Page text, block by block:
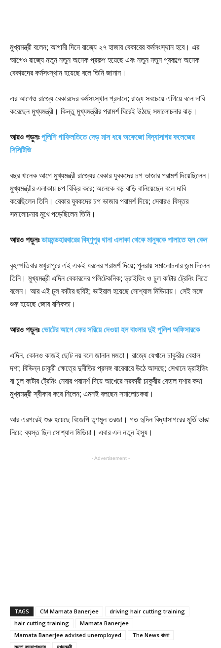
মুখ্যমন্ত্রী বলেন; আগামী দিনে রাজ্যে ২৭ হাজার বেকারের কর্মসংস্থান হবে। এর
আগেও রাজ্যে নতুন নতুন অনেক প্রকল্প হয়েছে এবং নতুন নতুন প্রকল্পে অনেক
বেকারদের কর্মসংস্থান হয়েছে বলে তিনি জানান।
এর আগেও রাজ্যে বেকারদের কর্মসংস্থান প্রদানে; রাজ্য সবচেয়ে এগিয়ে বলে দাবি
করেছেন মুখ্যমন্ত্রী। কিন্তু মুখ্যমন্ত্রীর পরামর্শ ঘিরেই উঠছে সমালোচনার ঝড়।
আরও পড়ুনঃপুলিশি গাফিলতিতে দেড় মাস ধরে অকেজো বিদ্যাসাগর কলেজের
সিসিটিভি
বছর খানেক আগে মুখ্যমন্ত্রী রাজ্যের বেকার যুবকদের চপ ভাজার পরামর্শ দিয়েছিলেন।
মুখ্যমন্ত্রীর এলাকায় চপ বিক্রি করে; অনেকে বড় বাড়ি বানিয়েছেন বলে দাবি
করেছিলেন তিনি। বেকার যুবকদের চপ ভাজার পরামর্শ দিয়ে; সেবারও বিস্তর
সমালোচনার মুখে পড়েছিলেন তিনি।
আরও পড়ুনঃডায়মন্ডহারবারের বিষ্ণুপুর থানা এলাকা থেকে মানুষকে পালাতে হল কেন
বৃহস্পতিবার মথুরাপুরে এই একই ধরনের পরামর্শ দিয়ে; পুনরায় সমালোচনার জন্ম দিলেন
তিনি। মুখ্যমন্ত্রী এদিন বেকারদের পলিটেকনিক; ড্রাইভিং ও চুল কাটার ট্রেনিং নিতে
বলেন। আর এই চুল কাটার ছবিই; ভাইরাল হয়েছে সোশ্যাল মিডিয়ায়। সেই সঙ্গে
শুরু হয়েছে জোর রসিকতা।
আরও পড়ুনঃভোটের আগে ফের সরিয়ে দেওয়া হল বাংলার দুই পুলিশ অফিসারকে
এদিন, কোনও কাজই ছোট নয় বলে জানান মমতা। রাজ্যে যেখানে চাকুরীর বেহাল
দশা; বিভিন্ন চাকুরী ক্ষেত্রে দুর্নীতির প্রসঙ্গ বারেবারে উঠে আসছে; সেখানে ড্রাইভিং
বা চুল কাটার ট্রেনিং নেবার পরামর্শ দিয়ে আখেরে সরকারী চাকুরীর বেহাল দশার কথা
মুখ্যমন্ত্রী স্বীকার করে নিলেন; এমনই বলছেন সমালোচকরা।
আর এরপরেই শুরু হয়েছে বিজেপি তৃণমূল তরজা। গত দুদিন বিদ্যাসাগরের মূর্তি ভাঙা
নিয়ে; ব্যস্ত ছিল সোশ্যাল মিডিয়া। এবার এল নতুন ইস্যু।
- Advertisement -
TAGS CM Mamata Banerjee
driving hair cutting training
hair cutting training
Mamata Banerjee
Mamata Banerjee advised unemployed
The News বাংলা